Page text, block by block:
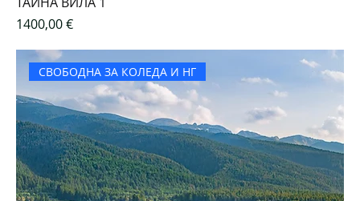
Цена
1400,00 €
СВОБОДНА ЗА КОЛЕДА И НГ